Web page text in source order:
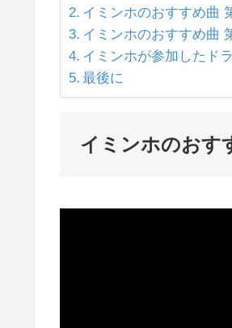
イミンホのおすすめ曲
イミンホのおすすめ曲
イミンホが参加したド
最後に
イミンホのおす